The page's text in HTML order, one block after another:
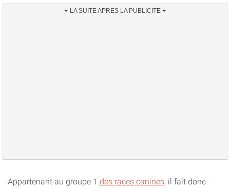
Appartenant au groupe 1 des races canines, il fait donc